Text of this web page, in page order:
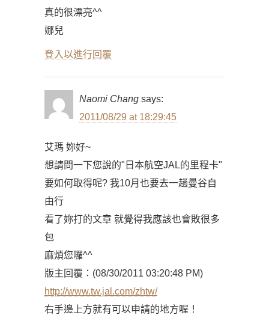
真的很漂亮^^
娜兒
登入以進行回覆
Naomi Chang says:
2011/08/29 at 18:29:45
艾瑪 妳好~
想請問一下您說的"日本航空JAL的里程卡"
要如何取得呢? 我10月也要去一趟曼谷自
由行
看了妳打的文章 就覺得我應該也會敗很多
包
麻煩您囉^^
版主回覆：(08/30/2011 03:20:48 PM)
http://www.tw.jal.com/zhtw/
右手邊上方就有可以申請的地方喔！